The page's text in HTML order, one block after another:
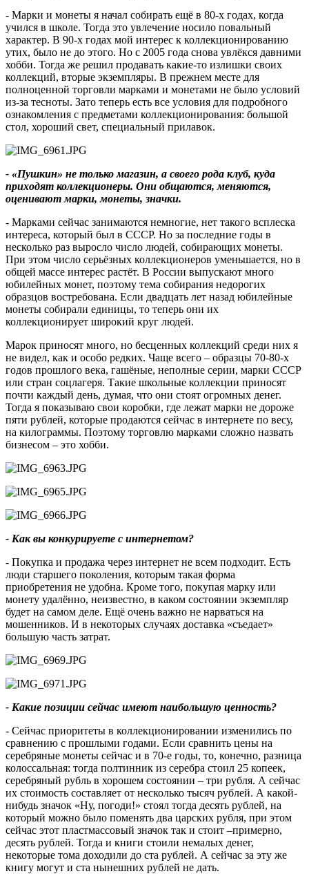
- Марки и монеты я начал собирать ещё в 80-х годах, когда
учился в школе. Тогда это увлечение носило повальный
характер. В 90-х годах мой интерес к коллекционированию
утих, было не до этого. Но с 2005 года снова увлёкся давними
хобби. Тогда же решил продавать какие-то излишки своих
коллекций, вторые экземпляры. В прежнем месте для
полноценной торговли марками и монетами не было условий
из-за тесноты. Зато теперь есть все условия для подробного
ознакомления с предметами коллекционирования: большой
стол, хороший свет, специальный прилавок.
- «Пушкин» не только магазин, а своего рода клуб, куда
приходят коллекционеры. Они общаются, меняются,
оценивают марки, монеты, значки.
- Марками сейчас занимаются немногие, нет такого всплеска
интереса, который был в СССР. Но за последние годы в
несколько раз выросло число людей, собирающих монеты.
При этом число серьёзных коллекционеров уменьшается, но в
общей массе интерес растёт. В России выпускают много
юбилейных монет, поэтому тема собирания недорогих
образцов востребована. Если двадцать лет назад юбилейные
монеты собирали единицы, то теперь они их
коллекционирует широкий круг людей.
Марок приносят много, но бесценных коллекций среди них я
не видел, как и особо редких. Чаще всего – образцы 70-80-х
годов прошлого века, гашёные, неполные серии, марки СССР
или стран соцлагеря. Такие школьные коллекции приносят
почти каждый день, думая, что они стоят огромных денег.
Тогда я показываю свои коробки, где лежат марки не дороже
пяти рублей, которые продаются сейчас в интернете по весу,
на килограммы. Поэтому торговлю марками сложно назвать
бизнесом – это хобби.
- Как вы конкурируете с интернетом?
- Покупка и продажа через интернет не всем подходит. Есть
люди старшего поколения, которым такая форма
приобретения не удобна. Кроме того, покупая марку или
монету удалённо, неизвестно, в каком состоянии экземпляр
будет на самом деле. Ещё очень важно не нарваться на
мошенников. И в некоторых случаях доставка «съедает»
большую часть затрат.
- Какие позиции сейчас имеют наибольшую ценность?
- Сейчас приоритеты в коллекционировании изменились по
сравнению с прошлыми годами. Если сравнить цены на
серебряные монеты сейчас и в 70-е годы, то, конечно, разница
колоссальная: тогда полтинник из серебра стоил 25 копеек,
серебряный рубль в хорошем состоянии – три рубля. А сейчас
их стоимость составляет от несколько тысяч рублей. А какой-
нибудь значок «Ну, погоди!» стоял тогда десять рублей, на
который можно было поменять два царских рубля, при этом
сейчас этот пластмассовый значок так и стоит –примерно,
десять рублей. Тогда и книги стоили немалых денег,
некоторые тома доходили до ста рублей. А сейчас за эту же
книгу могут и ста нынешних рублей не дать.